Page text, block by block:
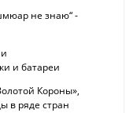
не знаю“ -
и батареи
Короны»,
в ряде стран